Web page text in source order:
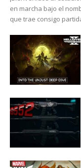
en marcha bajo el
que trae consigo